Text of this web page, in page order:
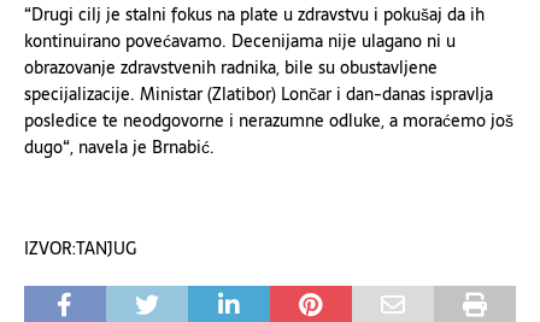
“Drugi cilj je stalni fokus na plate u zdravstvu i pokušaj da ih
kontinuirano povećavamo. Decenijama nije ulagano ni u
obrazovanje zdravstvenih radnika, bile su obustavljene
specijalizacije. Ministar (Zlatibor) Lončar i dan-danas ispravlja
posledice te neodgovorne i nerazumne odluke, a moraćemo još
dugo“, navela je Brnabić.
IZVOR:TANJUG